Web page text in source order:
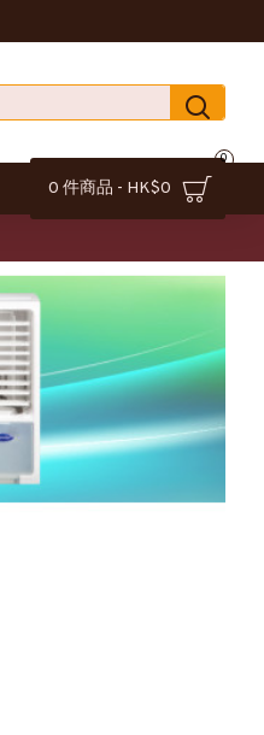
0 件商品 - HK$0
0